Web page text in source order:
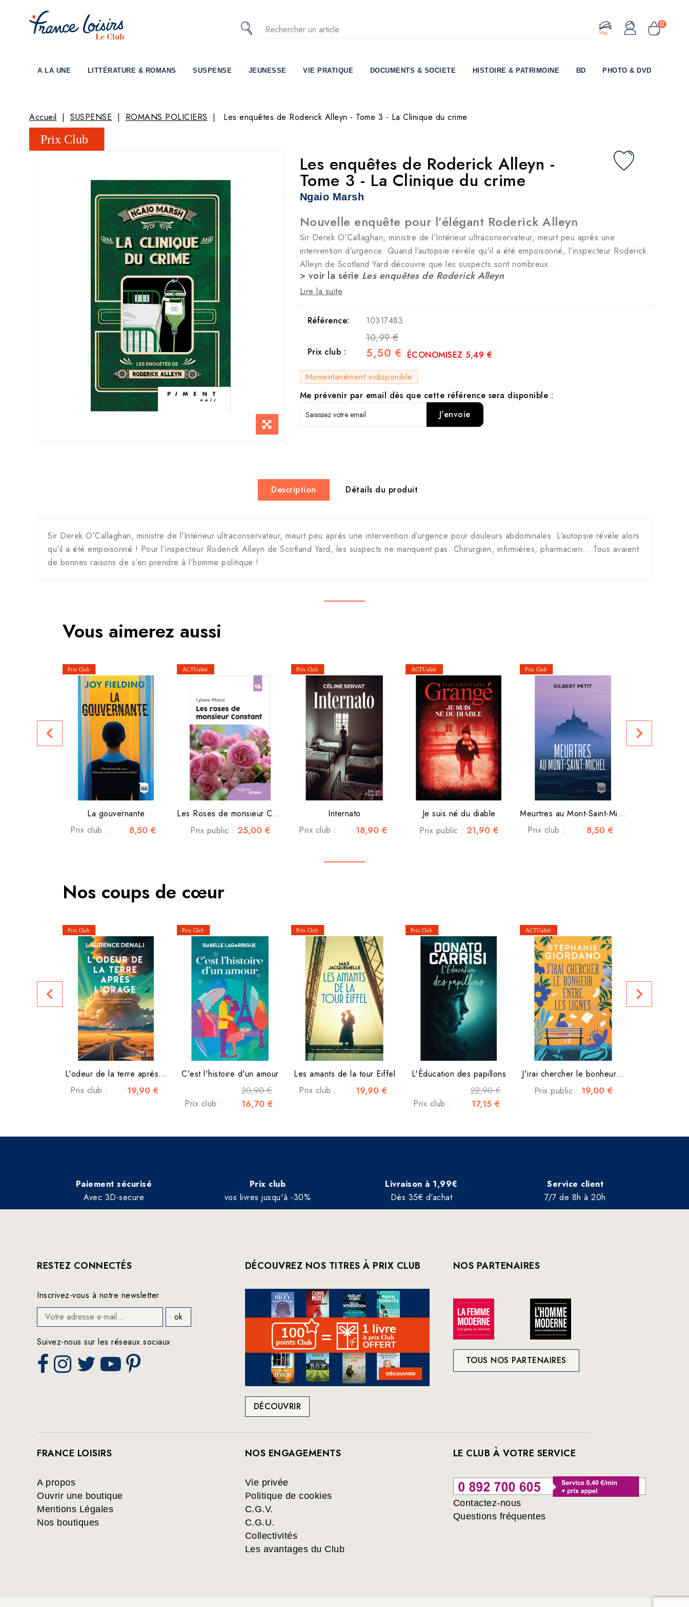
0
Le Mag
A LA UNE LITTÉRATURE & ROMANS SUSPENSE JEUNESSE VIE PRATIQUE DOCUMENTS & SOCIETE HISTOIRE & PATRIMOINE BD PHOTO & DVD
Accueil SUSPENSE ROMANS POLICIERS Les enquêtes de Roderick Alleyn - Tome 3 - La Clinique du crime
Les enquêtes de Roderick Alleyn -
Tome 3 - La Clinique du crime
Ngaio Marsh
Nouvelle enquête pour l’élégant Roderick Alleyn
Sir Derek O’Callaghan, ministre de l’Intérieur ultraconservateur, meurt peu après une
intervention d’urgence. Quand l’autopsie révèle qu’il a été empoisonné, l’inspecteur Roderick
Alleyn de Scotland Yard découvre que les suspects sont nombreux…
> voir la série Les enquêtes de Roderick Alleyn
Lire la suite
Référence: 10317483
10,99 €
Prix club : 5,50 € ÉCONOMISEZ 5,49 €
Momentanément indisponible
Me prévenir par email dès que cette référence sera disponible :
J'envoie
Description Détails du produit
Sir Derek O’Callaghan, ministre de l’Intérieur ultraconservateur, meurt peu après une intervention d’urgence pour douleurs abdominales. L’autopsie révèle alors
qu’il a été empoisonné ! Pour l’inspecteur Roderick Alleyn de Scotland Yard, les suspects ne manquent pas. Chirurgien, infirmières, pharmacien… Tous avaient
de bonnes raisons de s’en prendre à l’homme politique !
Vous aimerez aussi
La gouvernante
Prix club :
8,50 €
Les Roses de monsieur Constant
Prix public : 25,00 €
Internato
Prix club :
18,90 €
Je suis né du diable
Prix public : 21,90 €
Meurtres au Mont-Saint-Michel
Prix club :
8,50 €
Prix
navigate_before navigate_next
Nos coups de cœur
L'odeur de la terre après...
Prix club :
19,90 €
C'est l'histoire d'un amour
20,90 €
Prix club : 16,70 €
Les amants de la tour Eiffel
Prix club :
19,90 €
L'Éducation des papillons
22,90 €
Prix club : 17,15 €
J'irai chercher le bonheur...
Prix public : 19,00 €
Prix
navigate_before navigate_next
Paiement sécurisé
Avec 3D-secure
Prix club
vos livres jusqu'à -30%
Livraison à 1,99€
Dès 35€ d'achat
Service client
7/7 de 8h à 20h
RESTEZ CONNECTÉS
Inscrivez-vous à notre newsletter
Suivez-nous sur les réseaux sociaux
DÉCOUVREZ NOS TITRES À PRIX CLUB
DÉCOUVRIR
NOS PARTENAIRES
TOUS NOS PARTENAIRES
FRANCE LOISIRS
A propos
Ouvrir une boutique
Mentions Légales
Nos boutiques
NOS ENGAGEMENTS
Vie privée
Politique de cookies
C.G.V.
C.G.U.
Collectivités
Les avantages du Club
LE CLUB À VOTRE SERVICE
Contactez-nous
Questions fréquentes